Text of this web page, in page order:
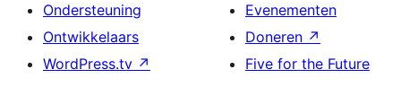
Ondersteuning
Ontwikkelaars
WordPress.tv ↗
Evenementen
Doneren ↗
Five for the Future